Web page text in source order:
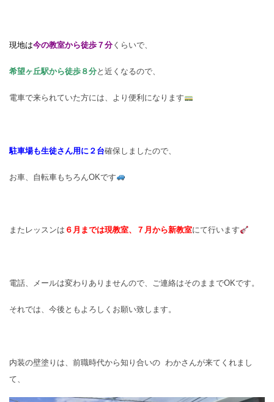
現地は今の教室から徒歩７分くらいで、
希望ヶ丘駅から徒歩８分と近くなるので、
電車で来られていた方には、より便利になります
駐車場も生徒さん用に２台確保しましたので、
お車、自転車もちろんOKです
またレッスンは ６月までは現教室、７月から新教室にて行います
電話、メールは変わりありませんので、ご連絡はそのままでOKです。
それでは、今後ともよろしくお願い致します。
内装の壁塗りは、前職時代から知り合いの わかさんが来てくれまし
て、